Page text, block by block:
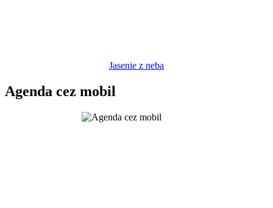
Jasenie z neba
Agenda cez mobil